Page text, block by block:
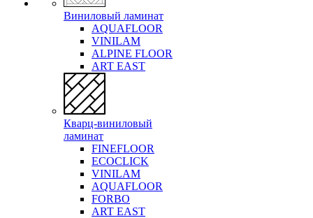
Виниловый ламинат
AQUAFLOOR
VINILAM
ALPINE FLOOR
ART EAST
Кварц-виниловый
ламинат
FINEFLOOR
ECOCLICK
VINILAM
AQUAFLOOR
FORBO
ART EAST